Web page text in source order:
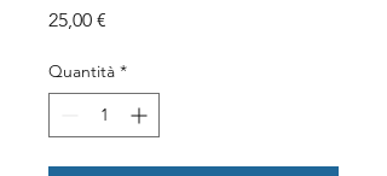
25,00 €
Quantità *